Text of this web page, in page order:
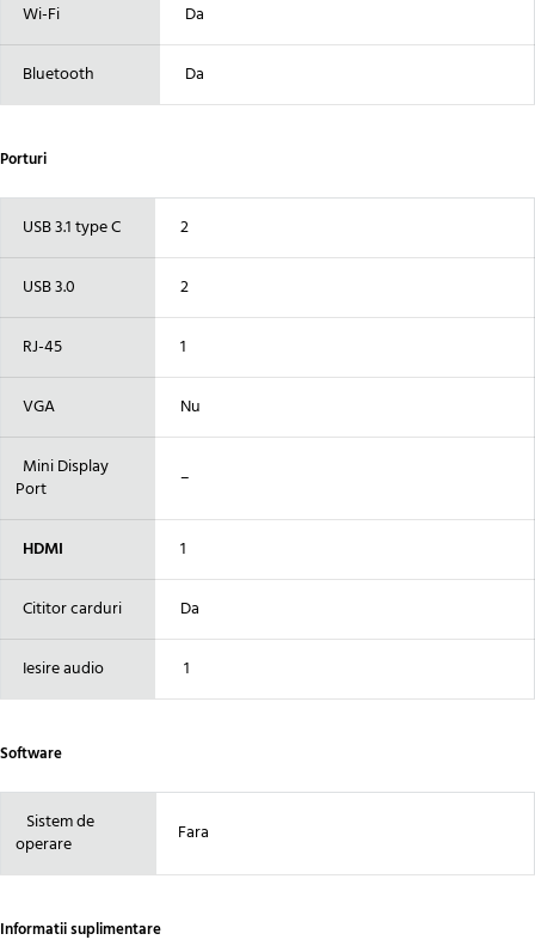
Wi-Fi Da
Bluetooth Da
Porturi
USB 3.1 type C 2
USB 3.0 2
RJ-45 1
VGA Nu
Mini Display
Port
–
HDMI 1
Cititor carduri Da
Iesire audio 1
Software
Sistem de
operare
Fara
Informatii suplimentare